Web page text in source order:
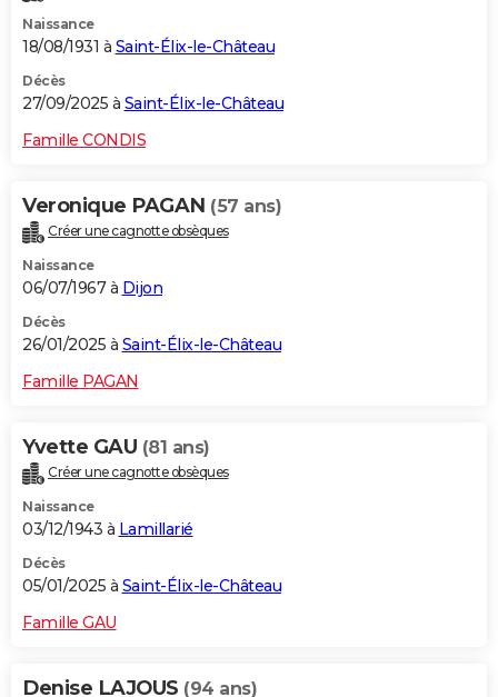
Naissance
18/08/1931 à Saint-Élix-le-Château
Décès
27/09/2025 à Saint-Élix-le-Château
Famille CONDIS
Veronique PAGAN (57 ans)
Créer une cagnotte obsèques
Naissance
06/07/1967 à Dijon
Décès
26/01/2025 à Saint-Élix-le-Château
Famille PAGAN
Yvette GAU (81 ans)
Créer une cagnotte obsèques
Naissance
03/12/1943 à Lamillarié
Décès
05/01/2025 à Saint-Élix-le-Château
Famille GAU
Denise LAJOUS (94 ans)